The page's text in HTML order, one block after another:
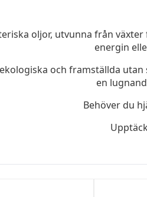
oljor, utvunna från
energin
och framställda
en
Behöver du